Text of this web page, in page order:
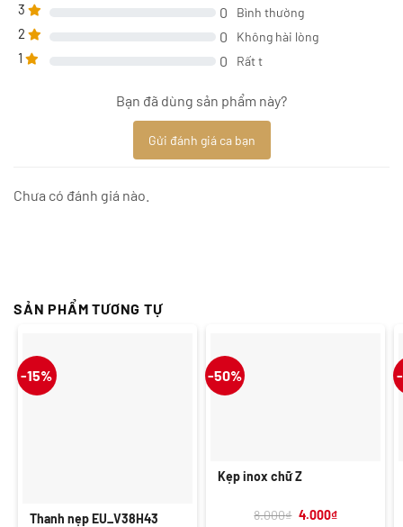
3 0 Bình thường
2 0 Không hài lòng
1 0 Rất t
Bạn đã dùng sản phẩm này?
Gửi đánh giá ca bạn
Chưa có đánh giá nào.
SẢN PHẨM TƯƠNG TỰ
-15%
Thanh nẹp EU_V38H43
-50%
Kẹp inox chữ Z
8.000₫ Giá
4.000₫Giá